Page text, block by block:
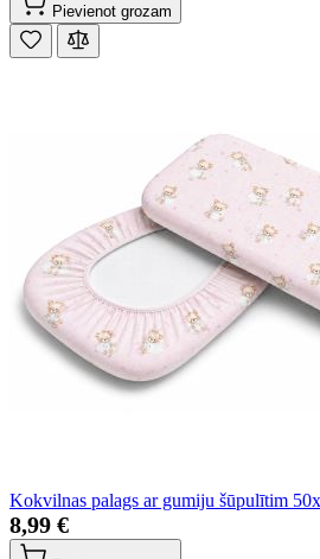
Pievienot grozam
Kokvilnas palags ar gumiju šūpulītim
8,99 €